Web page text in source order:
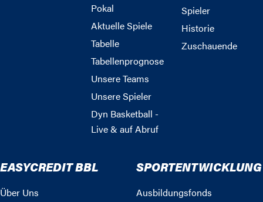
Pokal
Aktuelle Spiele
Tabelle
Tabellenprognose
Unsere Teams
Unsere Spieler
Dyn Basketball -
Live & auf Abruf
Spieler
Historie
Zuschauende
EASYCREDIT BBL
Über Uns
SPORTENTWICKLUNG
Ausbildungsfonds